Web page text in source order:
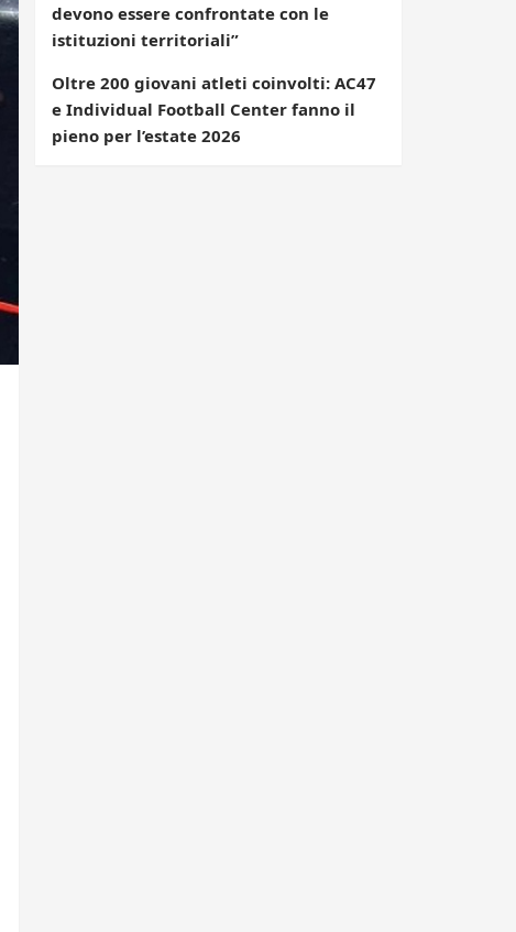
devono essere confrontate con le
istituzioni territoriali”
Oltre 200 giovani atleti coinvolti: AC47
e Individual Football Center fanno il
pieno per l’estate 2026